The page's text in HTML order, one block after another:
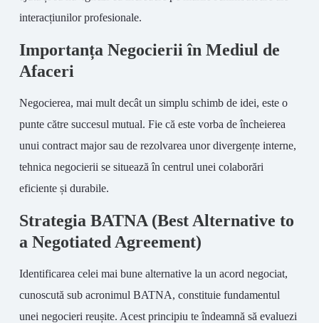
interacțiunilor profesionale.
Importanța Negocierii în Mediul de
Afaceri
Negocierea, mai mult decât un simplu schimb de idei, este o
punte către succesul mutual. Fie că este vorba de încheierea
unui contract major sau de rezolvarea unor divergențe interne,
tehnica negocierii se situează în centrul unei colaborări
eficiente și durabile.
Strategia BATNA (Best Alternative to
a Negotiated Agreement)
Identificarea celei mai bune alternative la un acord negociat,
cunoscută sub acronimul BATNA, constituie fundamentul
unei negocieri reușite. Acest principiu te îndeamnă să evaluezi